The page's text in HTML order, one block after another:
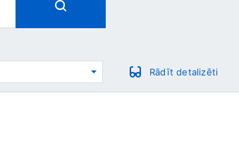
Rādīt detalizēti